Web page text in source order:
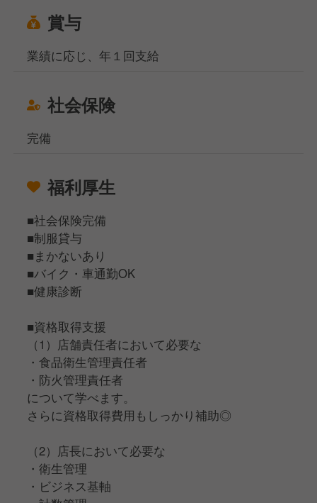
賞与
業績に応じ、年１回支給
社会保険
完備
福利厚生
■社会保険完備
■制服貸与
■まかないあり
■バイク・車通勤OK
■健康診断
■資格取得支援
（1）店舗責任者において必要な
・食品衛生管理責任者
・防火管理責任者
について学べます。
さらに資格取得費用もしっかり補助◎
（2）店長において必要な
・衛生管理
・ビジネス基軸